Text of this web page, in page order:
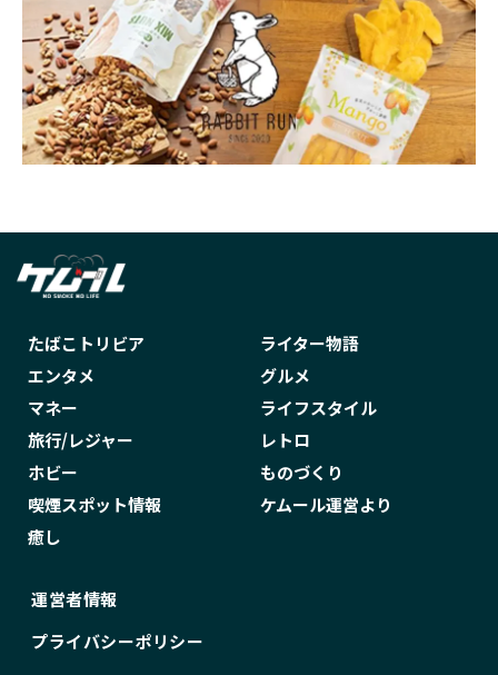
たばこトリビア
ライター物語
エンタメ
グルメ
マネー
ライフスタイル
旅行/レジャー
レトロ
ホビー
ものづくり
喫煙スポット情報
ケムール運営より
癒し
運営者情報
プライバシーポリシー